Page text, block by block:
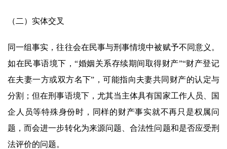
（二）实体交叉
同一组事实，往往会在民事与刑事情境中被赋予不同意义。
如在民事语境下，“婚姻关系存续期间取得财产”“财产登记
在夫妻一方或双方名下”，可能指向夫妻共同财产的认定与
分割；但在刑事语境下，尤其当主体具有国家工作人员、国
企人员等特殊身份时，同样的财产事实就不再只是权属问
题，而会进一步转化为来源问题、合法性问题和是否应受刑
法评价的问题。